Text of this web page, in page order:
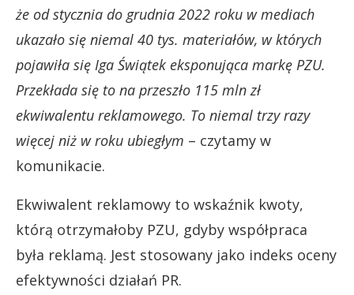
że od stycznia do grudnia 2022 roku w mediach
ukazało się niemal 40 tys. materiałów, w których
pojawiła się Iga Świątek eksponująca markę PZU.
Przekłada się to na przeszło 115 mln zł
ekwiwalentu reklamowego. To niemal trzy razy
więcej niż w roku ubiegłym – czytamy w
komunikacie.
Ekwiwalent reklamowy to wskaźnik kwoty,
którą otrzymałoby PZU, gdyby współpraca
była reklamą. Jest stosowany jako indeks oceny
efektywności działań PR.